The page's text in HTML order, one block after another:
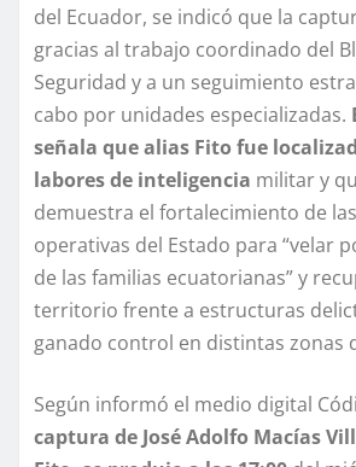
del Ecuador, se indicó que la
gracias al trabajo coordinado del
Seguridad y a un seguimiento
cabo por unidades especializadas.
señala que alias Fito fue
labores de inteligencia militar y
demuestra el fortalecimiento de
operativas del Estado para “velar
de las familias ecuatorianas” y
territorio frente a estructuras
ganado control en distintas zonas
Según informó el medio digital
captura de José Adolfo Macías